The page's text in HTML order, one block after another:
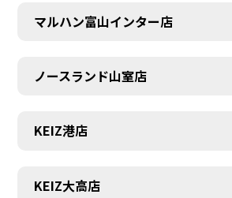
マルハン富山インター店
ノースランド山室店
KEIZ港店
KEIZ大高店